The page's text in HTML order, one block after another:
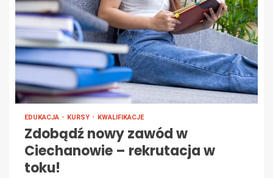
EDUKACJA KURSY KWALIFIKACJE
Zdobądź nowy zawód w
Ciechanowie – rekrutacja w
toku!